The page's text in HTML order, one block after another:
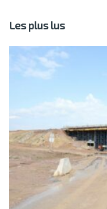
Les plus lus